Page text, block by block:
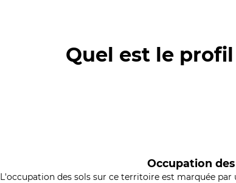
Quel est le
Occupation
L'occupation des sols sur ce territoire est marquée